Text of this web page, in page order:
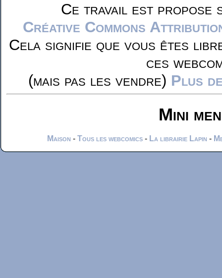
Ce travail est propose
Créative Commons
Cela signifie que vous êtes
ces
(mais pas les vendre) Plus
Mini
Maison - Tous les webcomics - La librairie Lapin -